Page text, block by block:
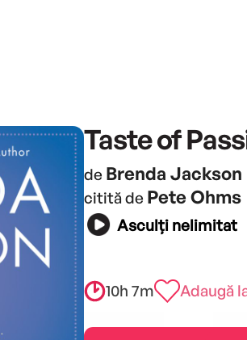
Taste of
de Brenda Jackson
citită de Pete Ohms
Asculți nelimitat
10h 7m Adaugă